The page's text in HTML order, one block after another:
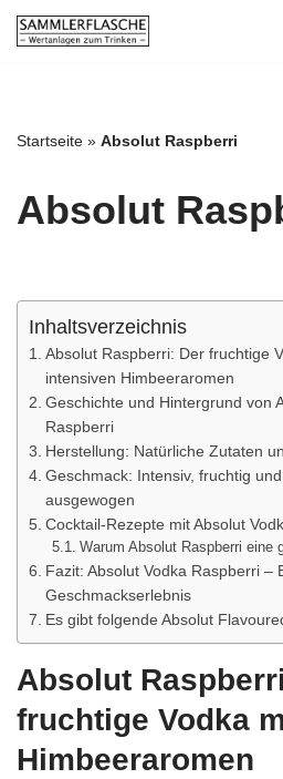
Startseite » Absolut Raspberri
Absolut
Inhaltsverzeichnis
Absolut Raspberri: Der fruchtige
intensiven Himbeeraromen
Geschichte und Hintergrund von
Raspberri
Herstellung: Natürliche Zutaten
Geschmack: Intensiv, fruchtig
ausgewogen
Cocktail-Rezepte mit Absolut
Warum Absolut Raspberri eine
Fazit: Absolut Vodka Raspberri –
Geschmackserlebnis
Es gibt folgende Absolut
Absolut
fruchtige Vodka
Himbeeraromen